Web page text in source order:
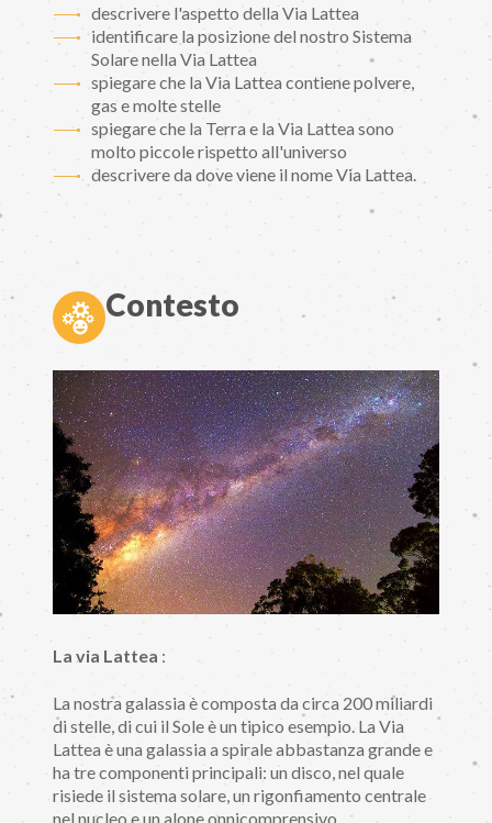
descrivere l'aspetto della Via Lattea
identificare la posizione del nostro Sistema
Solare nella Via Lattea
spiegare che la Via Lattea contiene polvere,
gas e molte stelle
spiegare che la Terra e la Via Lattea sono
molto piccole rispetto all'universo
descrivere da dove viene il nome Via Lattea.
Contesto
La via Lattea :
La nostra galassia è composta da circa 200 miliardi
di stelle, di cui il Sole è un tipico esempio. La Via
Lattea è una galassia a spirale abbastanza grande e
ha tre componenti principali: un disco, nel quale
risiede il sistema solare, un rigonfiamento centrale
nel nucleo e un alone onnicomprensivo.